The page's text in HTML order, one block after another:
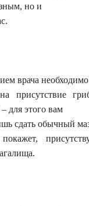
но и
врача
присутствие
для этого вам
сдать обычный
покажет,